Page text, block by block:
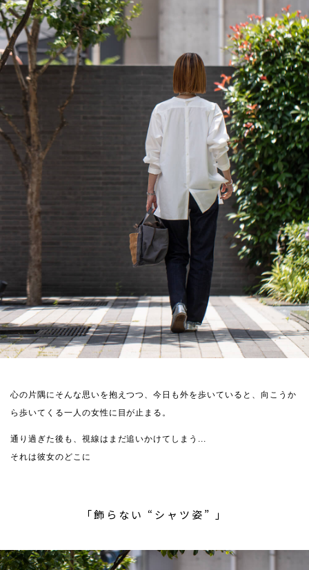
心の片隅にそんな思いを抱えつつ、今日も外を歩いていると、向こうか
ら歩いてくる一人の女性に目が止まる。
通り過ぎた後も、視線はまだ追いかけてしまう...
それは彼女のどこに
「飾らない “シャツ姿” 」